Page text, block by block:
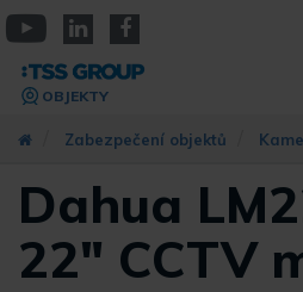
Přejít
k
hlavnímu
obsahuOBJEKTY
Zabezpečení objektů
Dahua
22" CCTV